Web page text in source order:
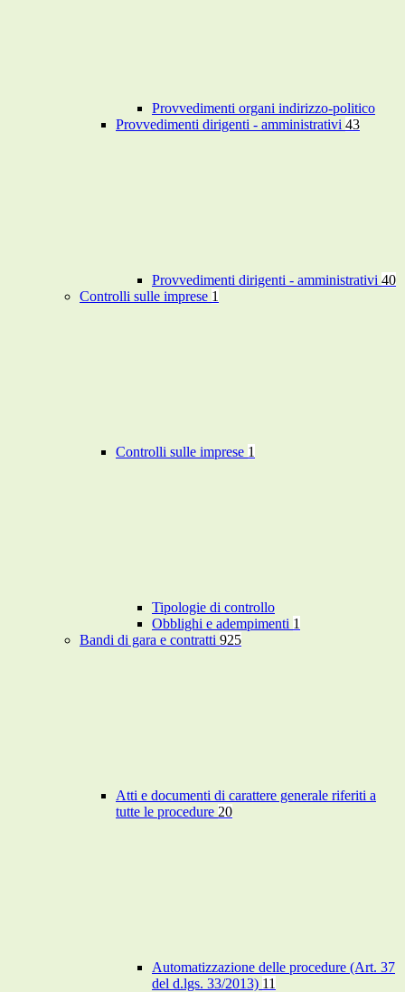
Provvedimenti organi indirizzo-politico
Provvedimenti dirigenti - amministrativi 43
Provvedimenti dirigenti - amministrativi 40
Controlli sulle imprese 1
Controlli sulle imprese 1
Tipologie di controllo
Obblighi e adempimenti 1
Bandi di gara e contratti 925
Atti e documenti di carattere generale riferiti a
tutte le procedure 20
Automatizzazione delle procedure (Art. 37
del d.lgs. 33/2013) 11